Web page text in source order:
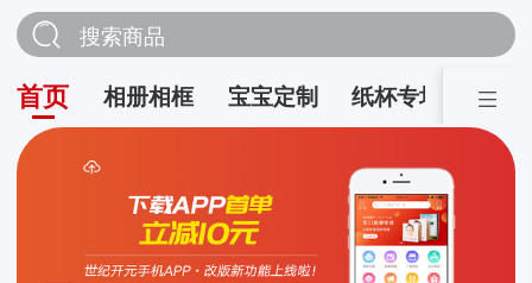
搜索商品
首页 相册相框 宝宝定制 纸杯专场 营销